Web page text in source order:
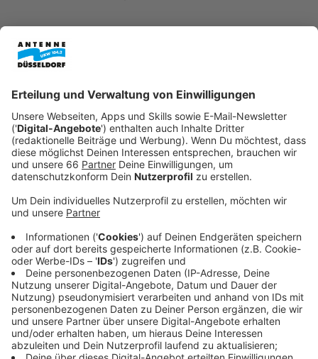
Preise in den Geschäften und Supermärkten gewöhnt.
Aber sind die deutlichen Preissteigerungen überhaupt
gerechtfertigt? Darüber gibt es eine kontroverse
Debatte. Der Vorwurf: Einige Unternehmen nutzen die
hohe Inflation für ihr Geschäft aus und erhöhen die
Preise stärker als nötig. Das Wort der 'Greedflation'
oder auf deutsch 'Gierflation' macht dabei die Runde.
Anzeige
Lebensmittelpreise steigen stärker als
Energiepreise
Anzeige